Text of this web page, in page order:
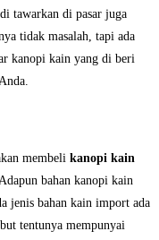
tawarkan di pasar juga
tidak masalah, tapi ada
kanopi kain yang di beri
membeli kanopi kain
bahan kanopi kain
jenis bahan kain import ada
tentunya mempunyai